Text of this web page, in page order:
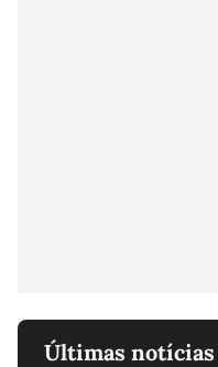
Últimas notícias